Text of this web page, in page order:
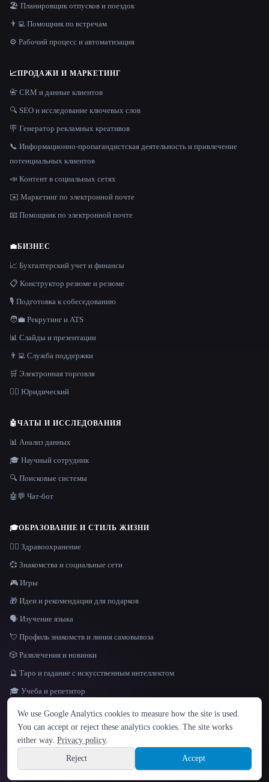
ЯЗЫК
English español Français Русский 简体中文
Hindi
Sign up
🏖 Планировщик отпусков и поездок
👨‍💻 Помощник по встречам
⚙️ Рабочий процесс и автоматизация
📈ПРОДАЖИ И МАРКЕТИНГ
📇 CRM и данные клиентов
🔍 SEO и исследование ключевых слов
🪧 Генератор рекламных креативов
📞 Информационно-пропагандистская деятельность и привлечение
потенциальных клиентов
📣 Контент в социальных сетях
✉️ Маркетинг по электронной почте
📧 Помощник по электронной почте
💼БИЗНЕС
📈 Бухгалтерский учет и финансы
📋 Конструктор резюме и резюме
🎙️ Подготовка к собеседованию
🧑‍💼 Рекрутинг и ATS
📊 Слайды и презентации
👨‍💻 Служба поддержки
🛒 Электронная торговля
👩‍⚖️ Юридический
🤖ЧАТЫ И ИССЛЕДОВАНИЯ
📊 Анализ данных
🎓 Научный сотрудник
🔍 Поисковые системы
🤖💬 Чат-бот
🎓ОБРАЗОВАНИЕ И СТИЛЬ ЖИЗНИ
👩‍⚕️ Здравоохранение
💞 Знакомства и социальные сети
🎮 Игры
🎁 Идеи и рекомендации для подарков
🗣️ Изучение языка
💘 Профиль знакомств и линия самовывоза
🎲 Развлечения и новинки
🔮 Таро и гадание с искусственным интеллектом
🎓 Учеба и репетитор
Site information
© 2026 That AI Collection. Все права защищены.
политика конфиденциальности
Built with Metatron ★
build de3d624c
We use Google Analytics cookies to measure how the site is used.
You can accept or reject these analytics cookies. The site works
either way. Privacy policy.
Reject
Accept